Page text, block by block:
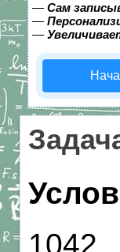
— Сам
—
—
1042.